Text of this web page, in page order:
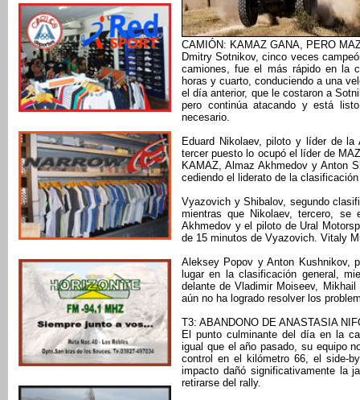
CAMIÓN: KAMAZ GANA, PERO
Dmitry Sotnikov, cinco veces
camiones, fue el más rápido en la
horas y cuarto, conduciendo a una
el día anterior, que le costaron a
pero continúa atacando y está
necesario.
Eduard Nikolaev, piloto y líder de
tercer puesto lo ocupó el líder de
KAMAZ, Almaz Akhmedov y Anton
cediendo el liderato de la
Vyazovich y Shibalov, segundo
mientras que Nikolaev, tercero,
Akhmedov y el piloto de Ural
de 15 minutos de Vyazovich. Vitaly
Aleksey Popov y Anton Kushnikov,
lugar en la clasificación general,
delante de Vladimir Moiseev,
aún no ha logrado resolver los
T3: ABANDONO DE ANASTASIA
El punto culminante del día en la
igual que el año pasado, su equipo
control en el kilómetro 66, el side-
impacto dañó significativamente la
retirarse del rally.